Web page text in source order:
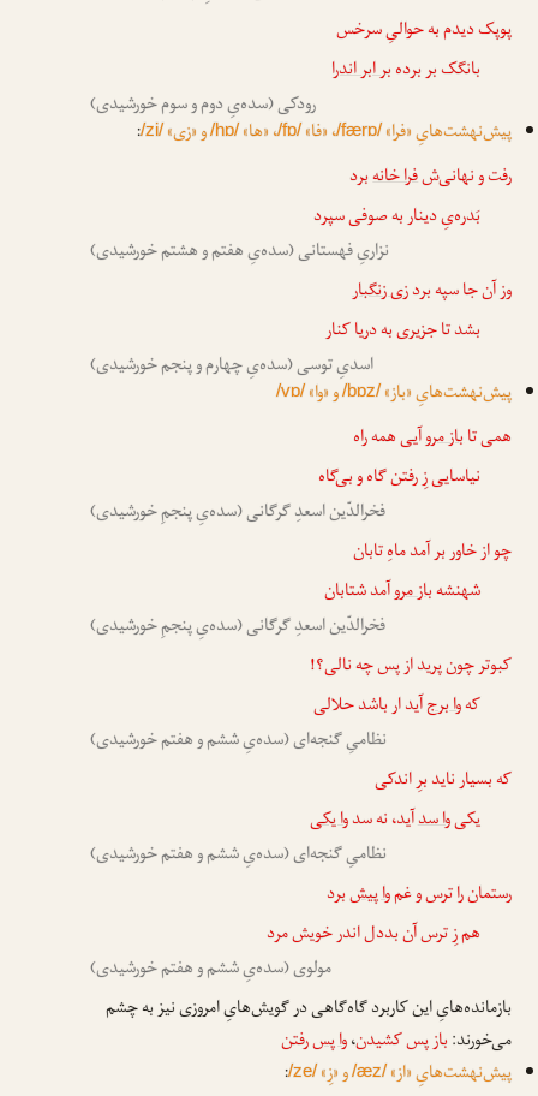
پوپک دیدم به حوالیِ سرخس
بانگک بر بردهبر ابر اندرا
رودکی (سده‌یِ دوم و سوم خورشیدی)
پیش‌نهشت‌هایِ «فرا»/færɒ/، «فا»/fɒ/، «ها»/hɒ/و «زی»/zi/
:
رفت و نهانی‌شفرا خانهبرد
بَدره‌یِ دینار به صوفی سپرد
نزاریِ فهستانی (سده‌یِ هفتم و هشتم خورشیدی)
وز آن جا سپه بردزی زنگبار
بشد تا جزیری به دریا کنار
اسدیِ توسی (سده‌یِ چهارم و پنجم خورشیدی)
پیش‌نهشت‌هایِ «باز»/bɒz/و «وا»/vɒ/
همی تاباز مروآیی همه راه
نیاسایی زِ رفتن گاه و بی‌گاه
فخرالدّین اسعدِ گرگانی (سده‌یِ پنجمِ خورشیدی)
چو از خاور بر آمد ماهِ تابان
شهنشهباز مروآمد شتابان
فخرالدّین اسعدِ گرگانی (سده‌یِ پنجمِ خورشیدی)
کبوتر چون پرید از پس چه نالی؟!
کهوا برجآید ار باشد حلالی
نظامیِ گنجه‌ای (سده‌یِ ششم و هفتم خورشیدی)
که بسیار ناید برِ اندکی
یکیوا سدآید، نه سدوا یکی
نظامیِ گنجه‌ای (سده‌یِ ششم و هفتم خورشیدی)
رستمان را ترس و غموا پیشبرد
هم زِ ترس آن بددل اندر خویش مرد
مولوی (سده‌یِ ششم و هفتم خورشیدی)
بازمانده‌هایِ این کاربرد گاه‌گاهی در گویش‌هایِ امروزی نیز به چشم
می‌خورند:باز پس کشیدن،وا پسرفتن
پیش‌نهشت‌هایِ «از»/æz/و «زِ»/ze/
: